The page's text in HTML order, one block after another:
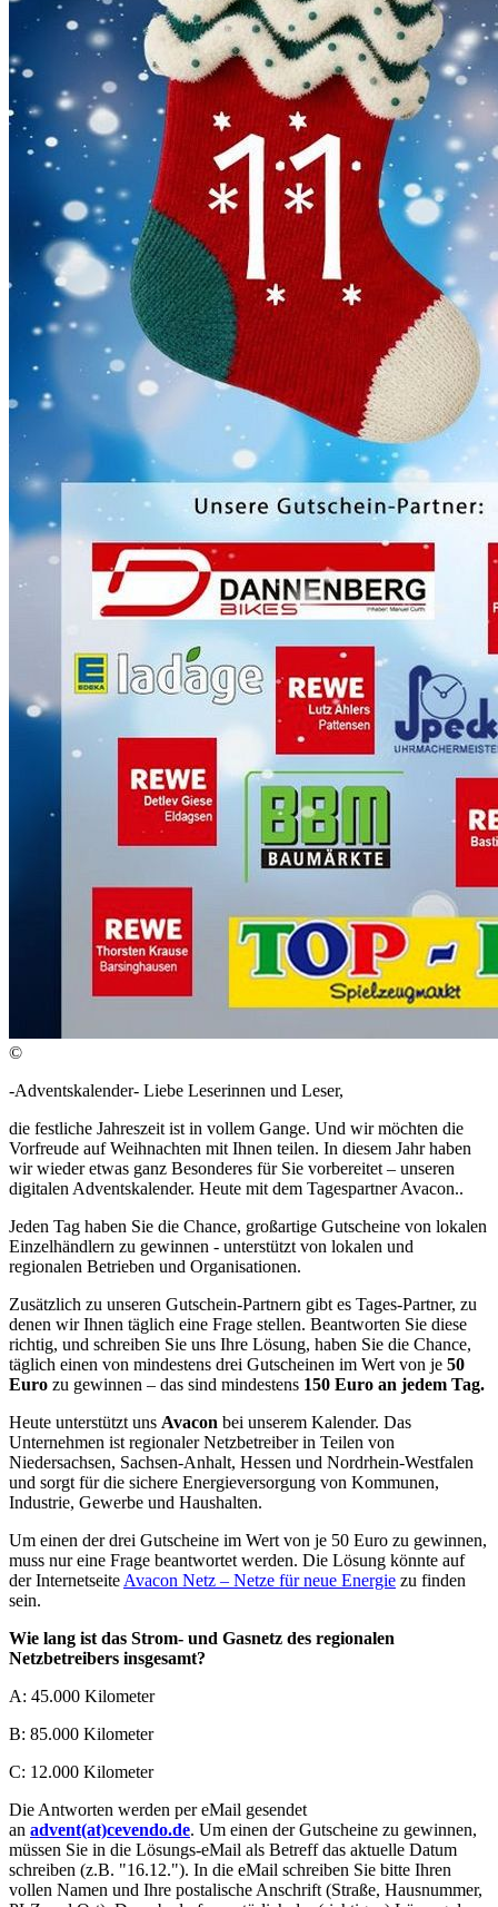
©
-Adventskalender- Liebe Leserinnen und Leser,
die festliche Jahreszeit ist in vollem Gange. Und wir möchten die
Vorfreude auf Weihnachten mit Ihnen teilen. In diesem Jahr haben
wir wieder etwas ganz Besonderes für Sie vorbereitet – unseren
digitalen Adventskalender. Heute mit dem Tagespartner Avacon..
Jeden Tag haben Sie die Chance, großartige Gutscheine von lokalen
Einzelhändlern zu gewinnen - unterstützt von lokalen und
regionalen Betrieben und Organisationen.
Zusätzlich zu unseren Gutschein-Partnern gibt es Tages-Partner, zu
denen wir Ihnen täglich eine Frage stellen. Beantworten Sie diese
richtig, und schreiben Sie uns Ihre Lösung, haben Sie die Chance,
täglich einen von mindestens drei Gutscheinen im Wert von je 50
Euro zu gewinnen – das sind mindestens 150 Euro an jedem Tag.
Heute unterstützt uns Avacon bei unserem Kalender. Das
Unternehmen ist regionaler Netzbetreiber in Teilen von
Niedersachsen, Sachsen-Anhalt, Hessen und Nordrhein-Westfalen
und sorgt für die sichere Energieversorgung von Kommunen,
Industrie, Gewerbe und Haushalten.
Um einen der drei Gutscheine im Wert von je 50 Euro zu gewinnen,
muss nur eine Frage beantwortet werden. Die Lösung könnte auf
der Internetseite Avacon Netz – Netze für neue Energie zu finden
sein.
Wie lang ist das Strom- und Gasnetz des regionalen
Netzbetreibers insgesamt?
A: 45.000 Kilometer
B: 85.000 Kilometer
C: 12.000 Kilometer
Die Antworten werden per eMail gesendet
an advent(at)cevendo.de. Um einen der Gutscheine zu gewinnen,
müssen Sie in die Lösungs-eMail als Betreff das aktuelle Datum
schreiben (z.B. "16.12."). In die eMail schreiben Sie bitte Ihren
vollen Namen und Ihre postalische Anschrift (Straße, Hausnummer,